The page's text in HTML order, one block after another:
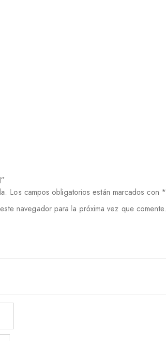
Los campos obligatorios están marcados con *
navegador para la próxima vez que comente.